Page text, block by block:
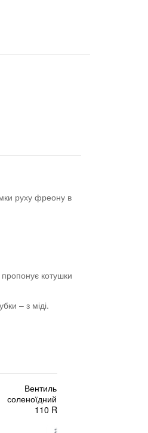
руху фреону в
котушки
– з міді.
Вентиль (клапан)
соленоїдний Alco Controls
110 RB 2 T2